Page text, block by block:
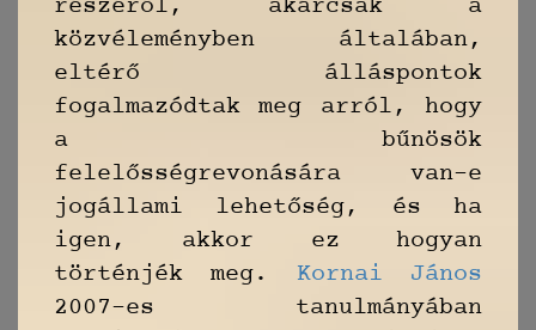
részéről, akárcsak a
közvéleményben általában,
eltérő álláspontok
fogalmazódtak meg arról, hogy
a bűnösök
felelősségrevonására van-e
jogállami lehetőség, és ha
igen, akkor ez hogyan
történjék meg. Kornai János
2007-es tanulmányában